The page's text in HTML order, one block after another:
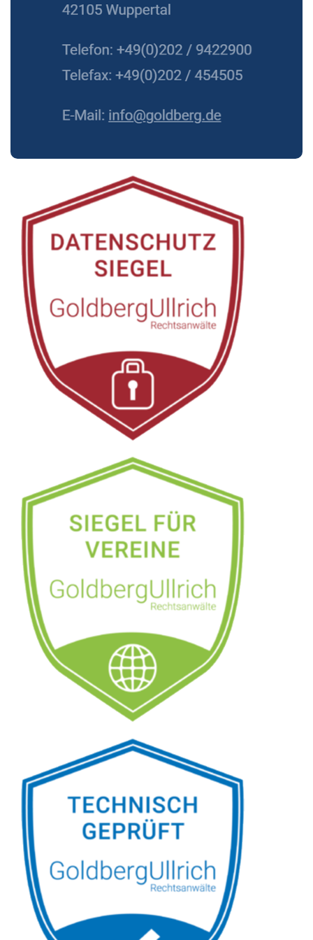
Siehe auch Rechtsanwalt
Sörth: ↗️GoldbergUllrich
Rechtsanwälte - ✓IT-
Recht, Markenrecht,
Datenschutzrecht,
Wirtschaftsrecht